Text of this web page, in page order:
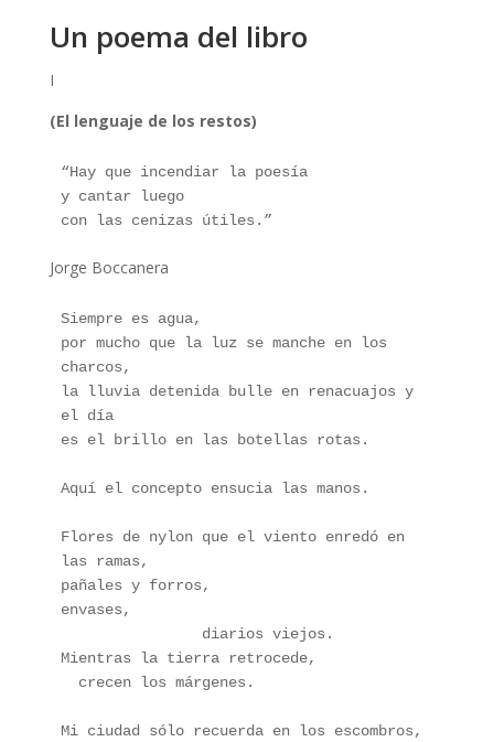
Un poema del libro
I
(El lenguaje de los restos)
“Hay que incendiar la poesía
y cantar luego
con las cenizas útiles.”
Jorge Boccanera
Siempre es agua,
por mucho que la luz se manche en los
charcos,
la lluvia detenida bulle en renacuajos y
el día
es el brillo en las botellas rotas.
Aquí el concepto ensucia las manos.
Flores de nylon que el viento enredó en
las ramas,
pañales y forros,
envases,
                diarios viejos.
Mientras la tierra retrocede,
  crecen los márgenes.
Mi ciudad sólo recuerda en los escombros,